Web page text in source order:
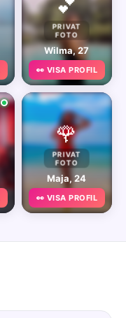
💕
PRIVAT
FOTO
Wilma, 27
👀 VISA PROFIL
🌹
PRIVAT
FOTO
Maja, 24
👀 VISA PROFIL